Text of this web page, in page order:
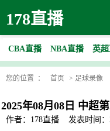
178直播
CBA直播 NBA直播 英
您的位置 ： 首页 > 足球录像
2025年08月08日 中超
作者：178直播
发表时间：